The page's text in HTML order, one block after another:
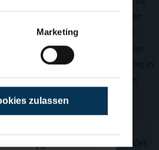
Marketing
zulassen
schützen. Da die Gesundheit
Maßnahmen die Interessen
sowie der politischen Vertretung in
Interesse werden im
und Hygienemaßnahmen vor Ort